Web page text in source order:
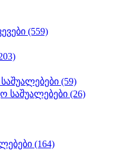
(559)
(59)
საშუალებები (26)
(164)